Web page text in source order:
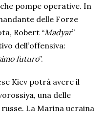
pompe operative. In
delle Forze
Robert “Madyar”
dell’offensiva:
futuro”.
Kiev potrà avere il
una delle
La Marina ucraina